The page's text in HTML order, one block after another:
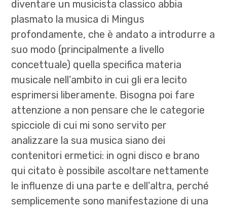
diventare un musicista classico abbia
plasmato la musica di Mingus
profondamente, che è andato a introdurre a
suo modo (principalmente a livello
concettuale) quella specifica materia
musicale nell’ambito in cui gli era lecito
esprimersi liberamente. Bisogna poi fare
attenzione a non pensare che le categorie
spicciole di cui mi sono servito per
analizzare la sua musica siano dei
contenitori ermetici: in ogni disco e brano
qui citato è possibile ascoltare nettamente
le influenze di una parte e dell’altra, perché
semplicemente sono manifestazione di una